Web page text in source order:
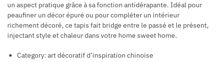
un aspect pratique grâce à sa fonction antidérapante. Idéal pour
peaufiner un décor épuré ou pour compléter un intérieur
richement décoré, ce tapis fait bridge entre le passé et le présent,
injectant style et chaleur dans votre home sweet home.
Category: art décoratif d’inspiration chinoise